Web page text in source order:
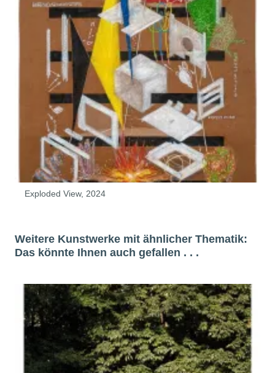
Exploded View, 2024
Weitere Kunstwerke mit ähnlicher Thematik:
Das könnte Ihnen auch gefallen . . .